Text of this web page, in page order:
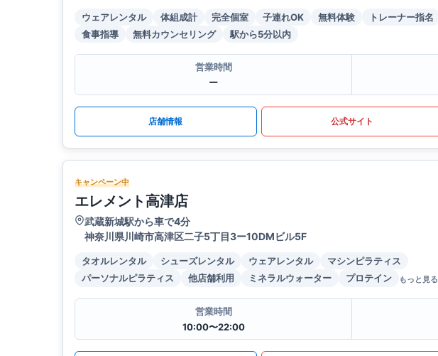
ウェアレンタル 体組成計 完全個室 子連れOK 無料体験
トレーナー指名
食事指導
無料カウンセリング 駅から5分以内
営業時間
ー
店舗情報 公式サイト
キャンペーン中
エレメント高津店
武蔵新城駅から車で4分
神奈川県川崎市高津区二子5丁目3ー10DMビル5F
タオルレンタル シューズレンタル ウェアレンタル
マシンピラティス
パーソナルピラティス
他店舗利用 ミネラルウォーター プロテイン もっと見る
営業時間
10:00〜22:00